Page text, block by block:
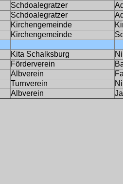
Schdoalegratzer
Schdoalegratzer
Kirchengemeinde
Kirchengemeinde
Kita Schalksburg
Förderverein
Albverein
Turnverein
Albverein